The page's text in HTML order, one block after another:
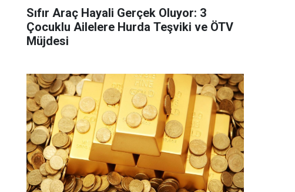
Sıfır Araç Hayali Gerçek Oluyor: 3
Çocuklu Ailelere Hurda Teşviki ve ÖTV
Müjdesi